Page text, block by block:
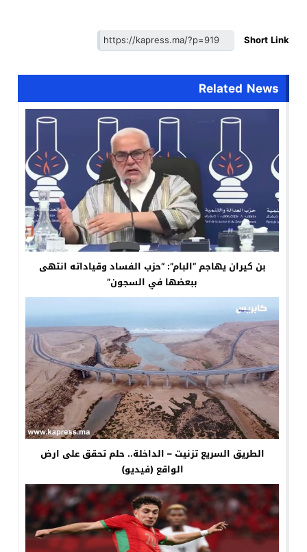
Short Link
Related News
بن كيران يهاجم “البام”: “حزب الفساد وقياداته انتهى
ببعضها في السجون”
الطريق السريع تزنيت – الداخلة.. حلم تحقق على ارض
الواقع (فيديو)